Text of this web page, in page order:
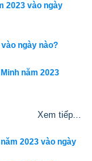
Thìn, Tuất,
(3, 9, 12, 6) tổ
Thủy, Kim sinh
liêng, còn
; ngọn nước
2023 vào ngày
ngày nào?
năm 2023
Xem tiếp...
2023 vào ngày